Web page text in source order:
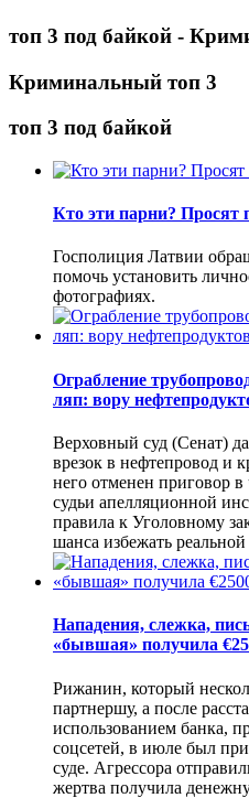
топ 3 под байкой -
Криминальный топ 3
топ 3 под байкой
Кто эти парни? Просят
Госполиция Латвии
помочь установить
фотографиях.
Ограбление
ляп: вору
Верховный суд (Сенат)
врезок в нефтепровод и
него отменен приговор
судьи апелляционной
правила к Уголовному
шанса избежать
Нападения, слежка,
«бывшая» получила
Рижанин, который
партнершу, а после
использованием банка,
соцсетей, в июле был
суде. Агрессора
жертва получила